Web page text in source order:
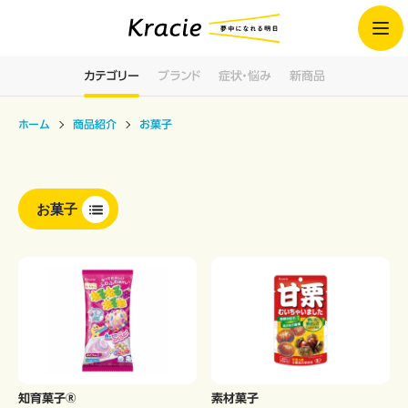
カテゴリー ブランド 症状・悩み 新商品
ホーム 商品紹介 お菓子
お菓子
知育菓子® 素材菓子